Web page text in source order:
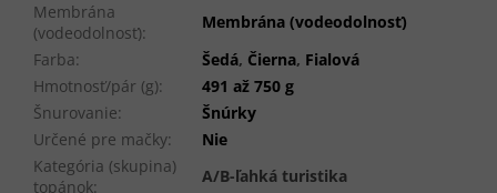
Membrána
(vodeodolnosť):
Membrána (vodeodolnosť)
Farba: Šedá, Čierna, Fialová
Hmotnosť/pár (g):
491 až 750 g
Šnurovanie:
Šnúrky
Určené pre mačky:
Nie
Kategória (skupina)
topánok:
A/B-ľahká turistika